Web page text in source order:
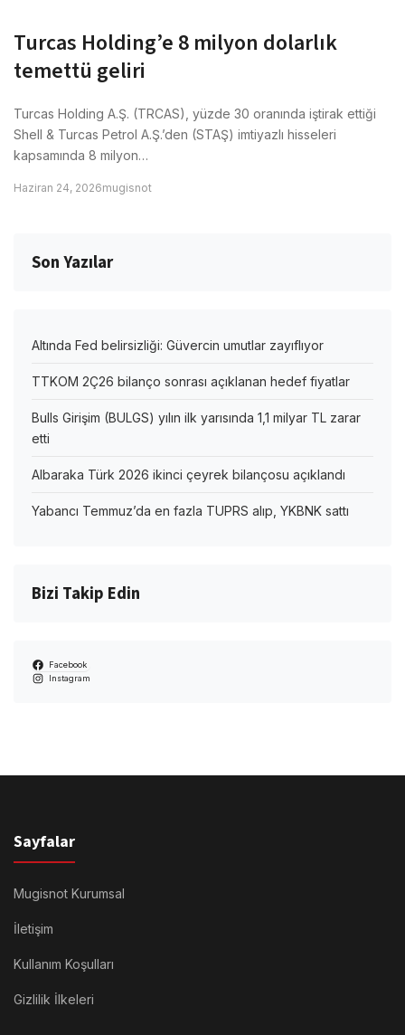
Turcas Holding’e 8 milyon dolarlık
temettü geliri
Turcas Holding A.Ş. (TRCAS), yüzde 30 oranında iştirak ettiği
Shell & Turcas Petrol A.Ş.’den (STAŞ) imtiyazlı hisseleri
kapsamında 8 milyon…
Haziran 24, 2026mugisnot
Son Yazılar
Altında Fed belirsizliği: Güvercin umutlar zayıflıyor
TTKOM 2Ç26 bilanço sonrası açıklanan hedef fiyatlar
Bulls Girişim (BULGS) yılın ilk yarısında 1,1 milyar TL zarar
etti
Albaraka Türk 2026 ikinci çeyrek bilançosu açıklandı
Yabancı Temmuz’da en fazla TUPRS alıp, YKBNK sattı
Bizi Takip Edin
Facebook
Instagram
Sayfalar
Mugisnot Kurumsal
İletişim
Kullanım Koşulları
Gizlilik İlkeleri